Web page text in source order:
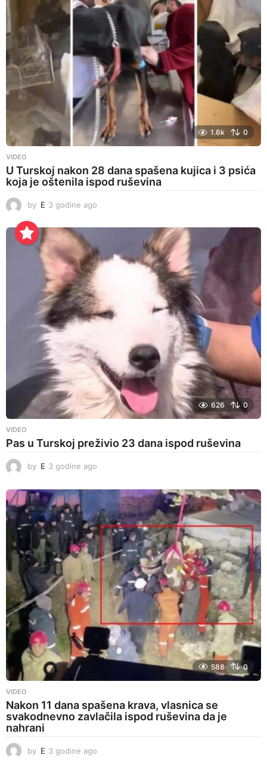
o
1.6k 0
VIDEO
U Turskoj nakon 28 dana spašena kujica i 3 psića
koja je oštenila ispod ruševina
by E 3 godine ago
o
i
n
e
o
626 0
VIDEO
Pas u Turskoj preživio 23 dana ispod ruševina
by E 3 godine ago
o
i
n
e
a
g
588 0
VIDEO
Nakon 11 dana spašena krava, vlasnica se
svakodnevno zavlačila ispod ruševina da je
nahrani
by E 3 godine ago